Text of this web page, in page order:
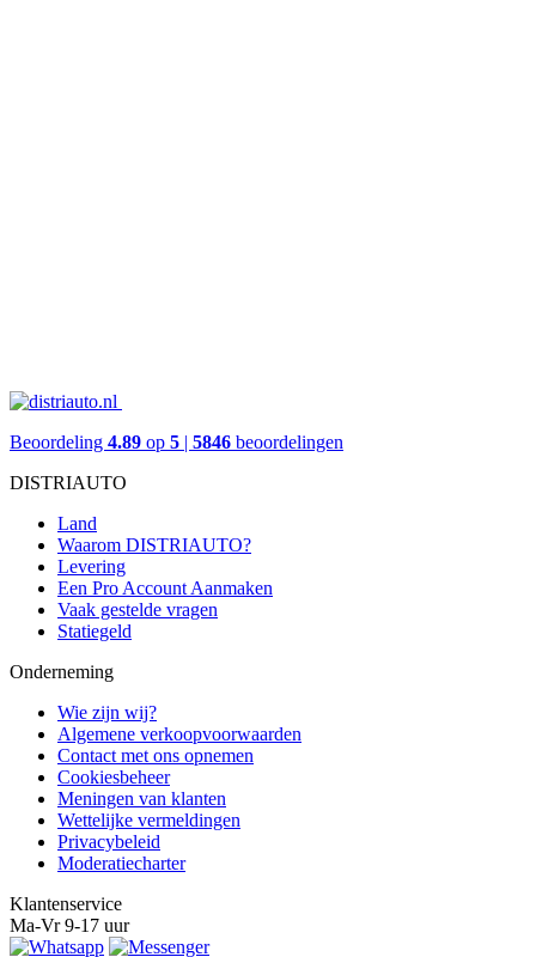
Beoordeling 4.89 op 5 | 5846 beoordelingen
DISTRIAUTO
Land
Waarom DISTRIAUTO?
Levering
Een Pro Account Aanmaken
Vaak gestelde vragen
Statiegeld
Onderneming
Wie zijn wij?
Algemene verkoopvoorwaarden
Contact met ons opnemen
Cookiesbeheer
Meningen van klanten
Wettelijke vermeldingen
Privacybeleid
Moderatiecharter
Klantenservice
Ma-Vr 9-17 uur